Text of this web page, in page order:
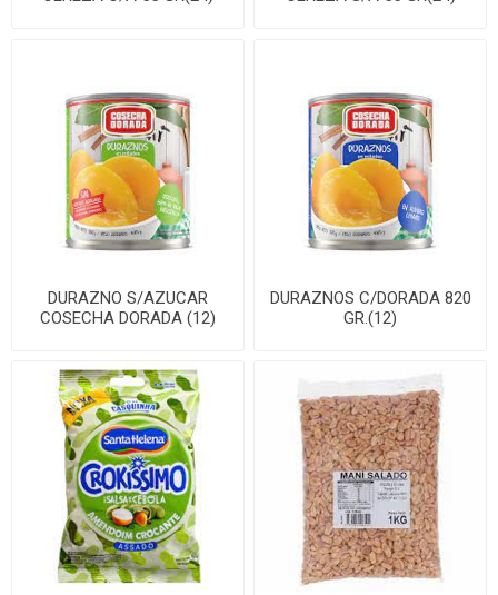
DURAZNO S/AZUCAR
COSECHA DORADA (12)
DURAZNOS C/DORADA 820
GR.(12)